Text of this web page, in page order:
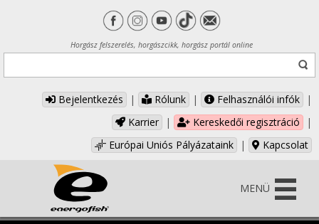
Horgász felszerelés, horgászcikk, horgász portál online
Bejelentkezés | Rólunk | Felhasználói infók
|
Karrier
| Kereskedői regisztráció
|
Európai Uniós Pályázataink
| Kapcsolat
MENÜ